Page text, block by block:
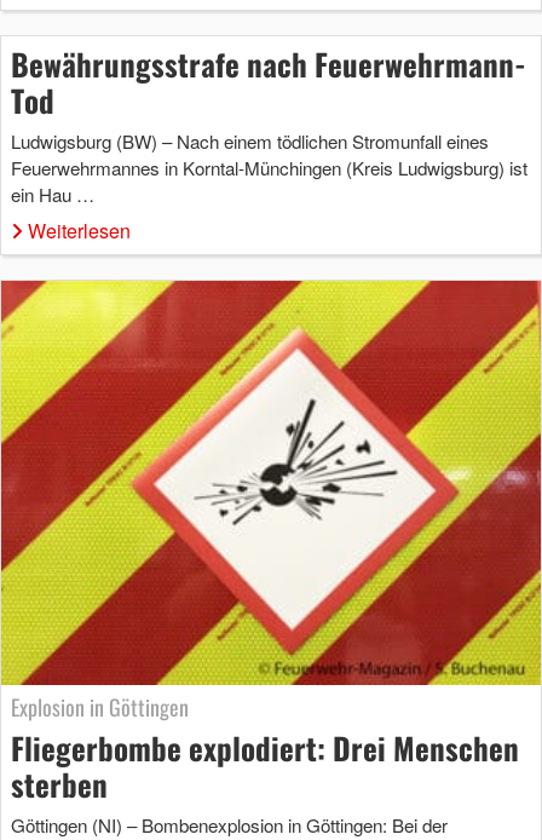
Bewährungsstrafe nach Feuerwehrmann-
Tod
Ludwigsburg (BW) – Nach einem tödlichen Stromunfall eines
Feuerwehrmannes in Korntal-Münchingen (Kreis Ludwigsburg) ist
ein Hau …
Weiterlesen
Explosion in Göttingen
Fliegerbombe explodiert: Drei Menschen
sterben
Göttingen (NI) – Bombenexplosion in Göttingen: Bei der